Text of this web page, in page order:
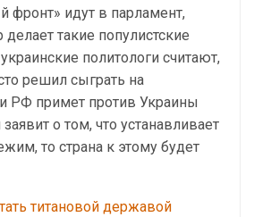
фронт» идут в парламент,
такие популистские
политологи считают,
решил сыграть на
РФ примет против Украины
о том, что устанавливает
то страна к этому будет
титановой державой